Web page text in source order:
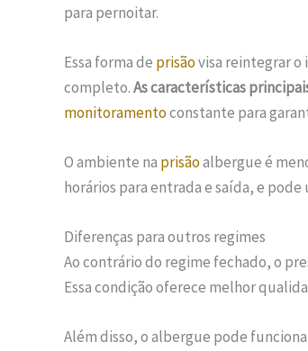
para pernoitar.
Essa forma de prisãovisa reintegrar o
completo.As características
monitoramentoconstante para
O ambiente na prisãoalbergue é
horários para entrada e saída, e
Diferenças para outros regimes
Ao contrário do regime fechado, o
Essa condição oferece melhor
Além disso, o albergue pode